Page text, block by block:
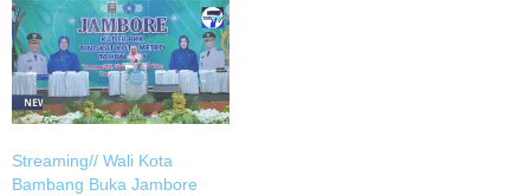
Streaming// Wali Kota
Bambang Buka Jambore